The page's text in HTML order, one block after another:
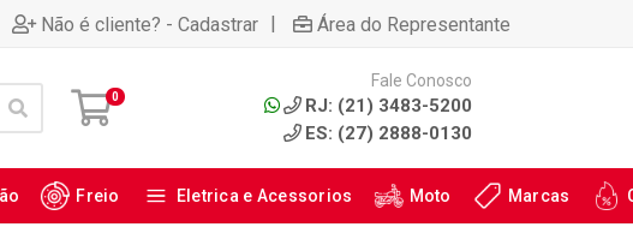
Não é cliente? - Cadastrar | Área do Representante
0
Fale Conosco
RJ: (21) 3483-5200
ES: (27) 2888-0130
Freio Eletrica e Acessorios Moto Marcas